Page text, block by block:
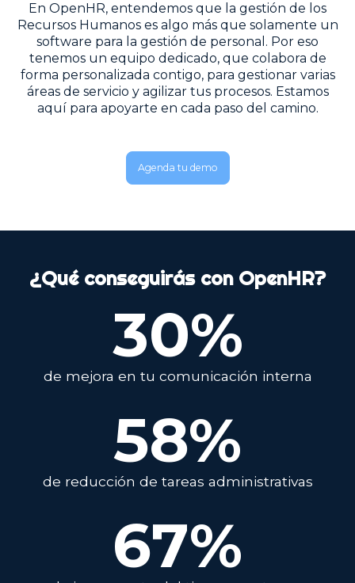
En OpenHR, entendemos que la gestión de los
Recursos Humanos es algo más que solamente un
software para la gestión de personal. Por eso
tenemos un equipo dedicado, que colabora de
forma personalizada contigo, para gestionar varias
áreas de servicio y agilizar tus procesos. Estamos
aquí para apoyarte en cada paso del camino.
Agenda tu demo
¿Qué conseguirás con OpenHR?
30%
de mejora en tu comunicación interna
58%
de reducción de tareas administrativas
67%